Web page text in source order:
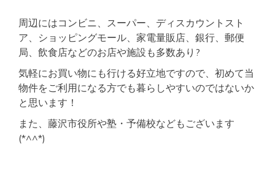
周辺にはコンビニ、スーパー、ディスカウントスト
ア、ショッピングモール、家電量販店、銀行、郵便
局、飲食店などのお店や施設も多数あり?
気軽にお買い物にも行ける好立地ですので、初めて当
物件をご利用になる方でも暮らしやすいのではないか
と思います！
また、藤沢市役所や塾・予備校などもございます
(*^^*)